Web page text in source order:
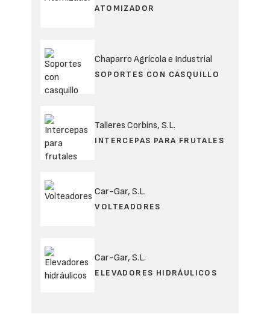
ATOMIZADOR
Chaparro Agrícola e Industrial
SOPORTES CON CASQUILLO
Talleres Corbins, S.L.
INTERCEPAS PARA FRUTALES
Car-Gar, S.L.
VOLTEADORES
Car-Gar, S.L.
ELEVADORES HIDRÁULICOS